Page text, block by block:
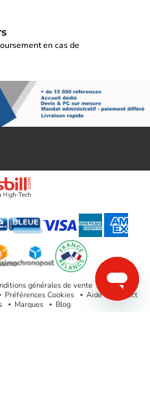
en cas de
générales de vente
Mentions
Préférences Cookies
Aide & Contact
Marques Blog